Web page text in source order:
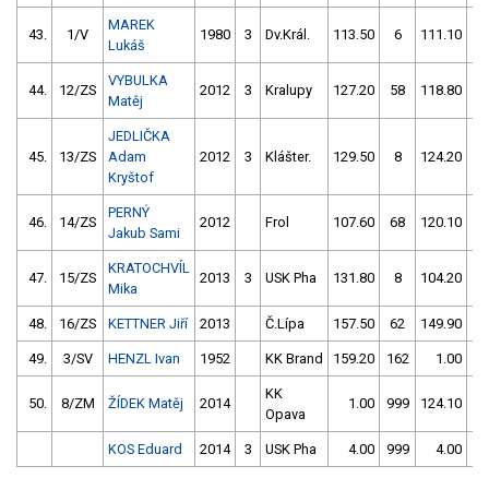
43. 1/V
MAREK
Lukáš
1980 3 Dv.Král. 113.50 6 111.10
44. 12/ZS
VYBULKA
Matěj
2012 3 Kralupy 127.20 58 118.80
45. 13/ZS
JEDLIČKA
Adam
Kryštof
2012 3 Klášter. 129.50 8 124.20
46. 14/ZS
PERNÝ
Jakub Sami
2012 Frol 107.60 68 120.10
47. 15/ZS
KRATOCHVÍL
Mika
2013 3 USK Pha 131.80 8 104.20
48. 16/ZS KETTNER Jiří 2013 Č.Lípa 157.50 62 149.90
49. 3/SV HENZL Ivan 1952 KK Brand 159.20 162 1.00
50. 8/ZM ŽÍDEK Matěj 2014
KK
Opava
1.00 999 124.10
KOS Eduard 2014 3 USK Pha 4.00 999 4.00